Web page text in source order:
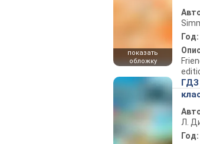
показать
обложку
Год:
ГДЗ
Л.
Год: